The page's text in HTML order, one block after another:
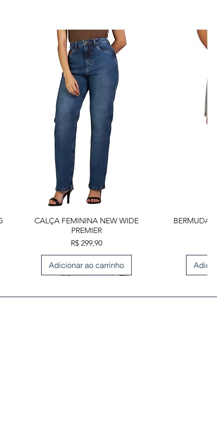
Visualização rápida
CALÇA FEMININA NEW WIDE
PREMIER
Preço
R$ 299,90
Adicionar ao carrinho
BERMUDA